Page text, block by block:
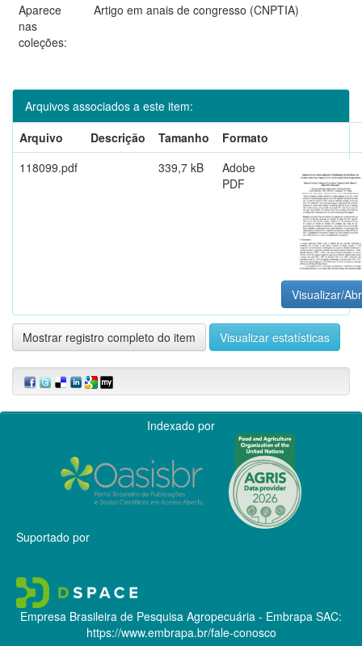
Aparece
nas
coleções:
Artigo em anais de congresso (CNPTIA)
Arquivos associados a este item:
Arquivo
Descrição Tamanho
Formato
118099.pdf
339,7 kB
Adobe
PDF
Visualizar/
Mostrar registro completo do item Visualizar estatísticas
Indexado por
Suportado por
Empresa Brasileira de Pesquisa Agropecuária - Embrapa SAC:
https://www.embrapa.br/fale-conosco